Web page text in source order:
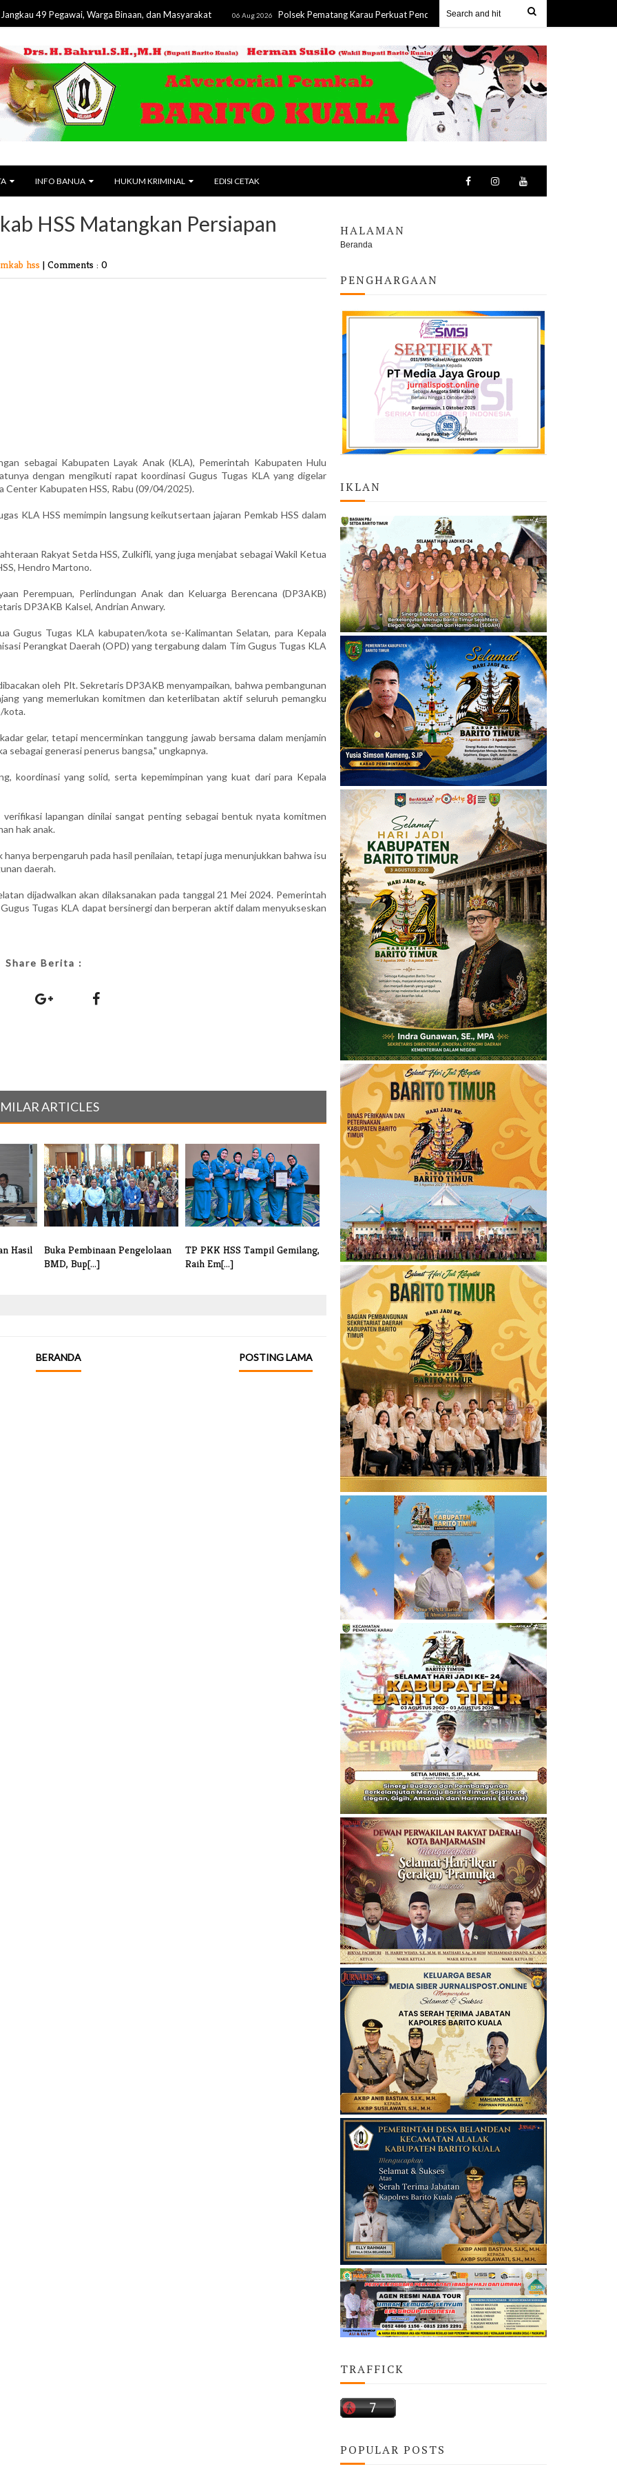
Pegawai, Warga Binaan, dan Masyarakat 06 Aug 2026 Polsek Pematang Karau Perkuat Pendampingan Petani, Panen Jagung 8 Ton Dukung
INFO BANUA HUKUM KRIMINAL EDISI CETAK
HSS Matangkan Persiapan
hss | Comments : 0
sebagai Kabupaten Layak Anak (KLA), Pemerintah Kabupaten Hulu
dengan mengikuti rapat koordinasi Gugus Tugas KLA yang digelar
Center Kabupaten HSS, Rabu (09/04/2025).
KLA HSS memimpin langsung keikutsertaan jajaran Pemkab HSS dalam
Rakyat Setda HSS, Zulkifli, yang juga menjabat sebagai Wakil Ketua
Hendro Martono.
Perempuan, Perlindungan Anak dan Keluarga Berencana (DP3AKB)
DP3AKB Kalsel, Andrian Anwary.
Gugus Tugas KLA kabupaten/kota se-Kalimantan Selatan, para Kepala
Perangkat Daerah (OPD) yang tergabung dalam Tim Gugus Tugas KLA
oleh Plt. Sekretaris DP3AKB menyampaikan, bahwa pembangunan
yang memerlukan komitmen dan keterlibatan aktif seluruh pemangku
kota.
gelar, tetapi mencerminkan tanggung jawab bersama dalam menjamin
sebagai generasi penerus bangsa," ungkapnya.
koordinasi yang solid, serta kepemimpinan yang kuat dari para Kepala
lapangan dinilai sangat penting sebagai bentuk nyata komitmen
hak anak.
berpengaruh pada hasil penilaian, tetapi juga menunjukkan bahwa isu
daerah.
dijadwalkan akan dilaksanakan pada tanggal 21 Mei 2024. Pemerintah
Tugas KLA dapat bersinergi dan berperan aktif dalam menyukseskan
Share Berita :
ARTICLES
Hasil
Buka Pembinaan Pengelolaan
BMD, Bup[...]
TP PKK HSS Tampil Gemilang,
Raih Em[...]
POSTING LAMA
BERANDA
HALAMAN
Beranda
PENGHARGAAN
IKLAN
TRAFFICK
POPULAR POSTS